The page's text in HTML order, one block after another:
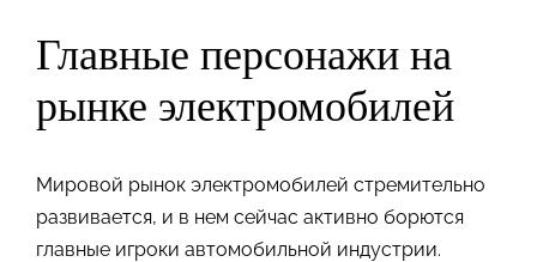
Главные персонажи на
рынке электромобилей
Мировой рынок электромобилей стремительно
развивается, и в нем сейчас активно борются
главные игроки автомобильной индустрии.